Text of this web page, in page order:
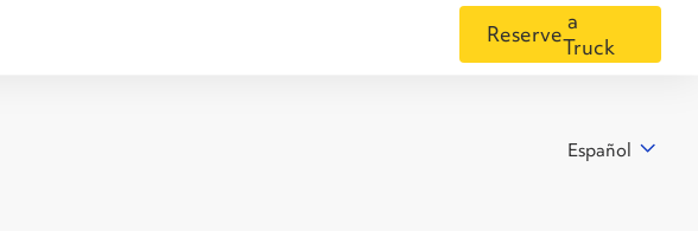
Reservea
Truck
Español